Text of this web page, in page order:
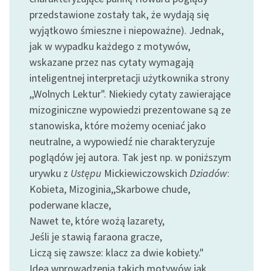
twórców przechodzących
do domeny publicznej,
lektur szkolnych oraz
Starego Testamentu
Odkurzamy bohaterów
Szkoła Poezji Wolnych
Lektur
O nas
Kontakt
O projekcie
Zespół
Zasady wykorzystania
Wolnych Lektur
przedstawione zostały tak, że wydają się
wyjątkowo śmieszne i niepoważne). Jednak,
jak w wypadku każdego z motywów,
wskazane przez nas cytaty wymagają
inteligentnej interpretacji użytkownika strony
,,Wolnych Lektur". Niekiedy cytaty zawierające
mizoginiczne wypowiedzi prezentowane są ze
stanowiska, które możemy oceniać jako
neutralne, a wypowiedź nie charakteryzuje
poglądów jej autora. Tak jest np. w poniższym
urywku z Ustępu Mickiewiczowskich Dziadów:
Kobieta, Mizoginia,,Skarbowe chude,
poderwane klacze,
Nawet te, które wożą lazarety,
Jeśli je stawią faraona gracze,
Liczą się zawsze: klacz za dwie kobiety."